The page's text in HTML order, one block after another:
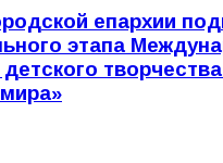
епархии
этапа
детского